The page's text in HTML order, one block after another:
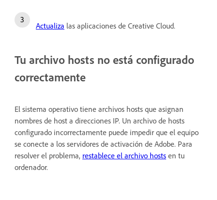
Actualiza las aplicaciones de Creative Cloud.
Tu archivo hosts no está configurado
correctamente
El sistema operativo tiene archivos hosts que asignan
nombres de host a direcciones IP. Un archivo de hosts
configurado incorrectamente puede impedir que el equipo
se conecte a los servidores de activación de Adobe. Para
resolver el problema, restablece el archivo hosts en tu
ordenador.